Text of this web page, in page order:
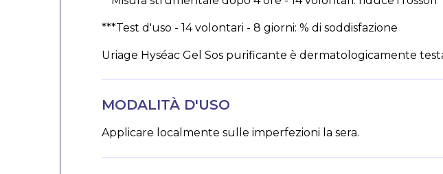
***Test d'uso - 14 volontari - 8 giorni: % di soddisfazione
Uriage Hyséac Gel Sos purificante è dermatologicamente
MODALITÀ D'USO
Applicare localmente sulle imperfezioni la sera.